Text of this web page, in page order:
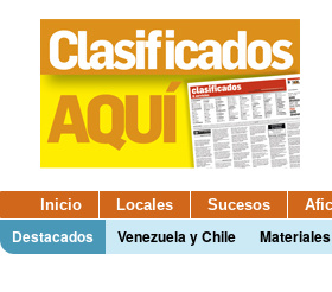
Inicio Locales Sucesos
Destacados Venezuela y Chile